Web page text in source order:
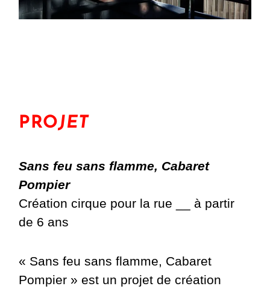
PROJET
Sans feu sans flamme, Cabaret
Pompier
Création cirque pour la rue __ à partir
de 6 ans
« Sans feu sans flamme, Cabaret
Pompier » est un projet de création